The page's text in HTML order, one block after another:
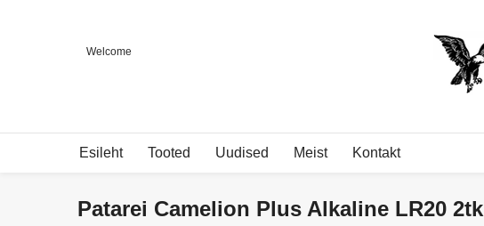
Welcome
Esileht Tooted Uudised Meist Kontakt
Patarei Camelion Plus Alkaline LR20 2tk